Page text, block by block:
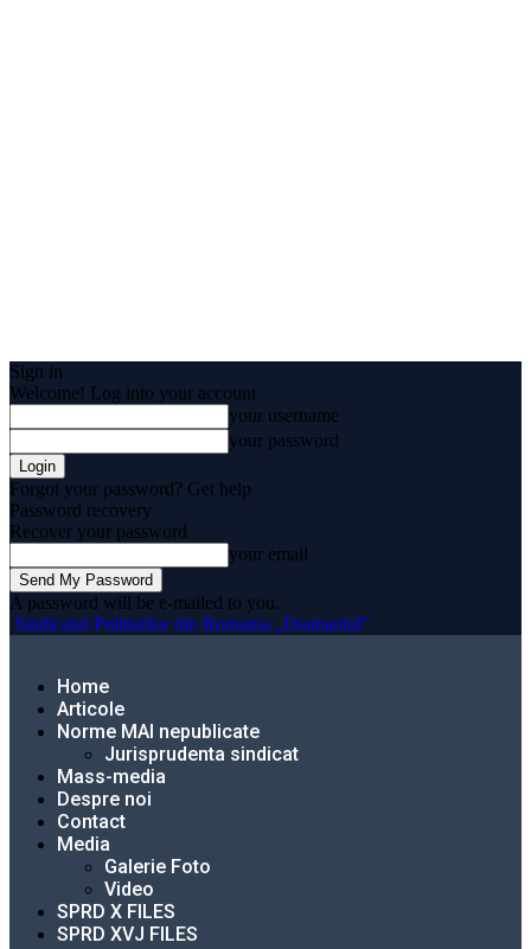
Sign in
Welcome! Log into your account
your username
your password
Forgot your password? Get help
Password recovery
Recover your password
your email
A password will be e-mailed to you.
Sindicatul Politistilor din Romania „Diamantul”
Home
Articole
Norme MAI nepublicate
Jurisprudenta sindicat
Mass-media
Despre noi
Contact
Media
Galerie Foto
Video
SPRD X FILES
SPRD XVJ FILES